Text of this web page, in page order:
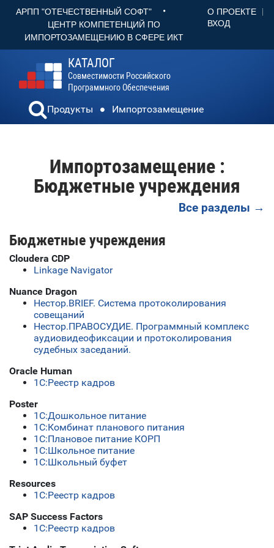
АРПП "ОТЕЧЕСТВЕННЫЙ СОФТ" •
ЦЕНТР КОМПЕТЕНЦИЙ ПО
ИМПОРТОЗАМЕЩЕНИЮ В СФЕРЕ ИКТ
О ПРОЕКТЕ
ВХОД
КАТАЛОГ
Совместимости Российского
Программного Обеспечения
Продукты Импортозамещение
Импортозамещение :
Бюджетные учреждения
Все разделы →
Бюджетные учреждения
Cloudera CDP
Linkage Navigator
Nuance Dragon
Нестор.BRIEF. Система протоколирования
совещаний
Нестор.ПРАВОСУДИЕ. Программный комплекс
аудиовидеофиксации и протоколирования
судебных заседаний.
Oracle Human
1С:Реестр кадров
Poster
1С:Дошкольное питание
1С:Комбинат планового питания
1С:Плановое питание КОРП
1С:Школьное питание
1С:Школьный буфет
Resources
1С:Реестр кадров
SAP Success Factors
1С:Реестр кадров